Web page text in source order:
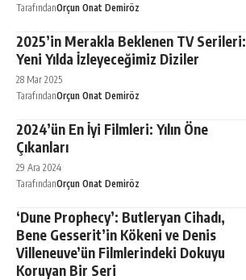
TarafındanOrçun Onat Demiröz
2025’in Merakla Beklenen TV Serileri:
Yeni Yılda İzleyeceğimiz Diziler
28 Mar 2025
TarafındanOrçun Onat Demiröz
2024’ün En İyi Filmleri: Yılın Öne
Çıkanları
29 Ara 2024
TarafındanOrçun Onat Demiröz
‘Dune Prophecy’: Butleryan Cihadı,
Bene Gesserit’in Kökeni ve Denis
Villeneuve’ün Filmlerindeki Dokuyu
Koruyan Bir Seri